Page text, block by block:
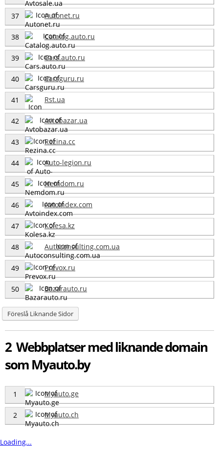
37 Autonet.ru
38 Catalog.auto.ru
39 Cars.auto.ru
40 Carsguru.ru
41 Rst.ua
42 Avtobazar.ua
43 Rezina.cc
44 Auto-legion.ru
45 Nemdom.ru
46 Avtoindex.com
47 Kolesa.kz
48 Autoconsulting.com.ua
49 Prevox.ru
50 Bazarauto.ru
Föreslå Liknande Sidor
2 Webbplatser med liknande domain
som Myauto.by
1 Myauto.ge
2 Myauto.ch
Loading...